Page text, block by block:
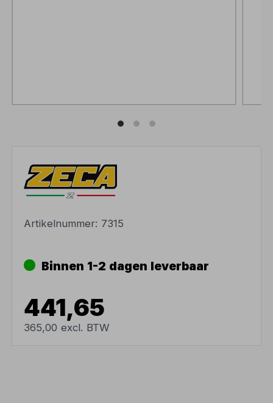
Artikelnummer: 7315
Binnen 1-2 dagen leverbaar
441,65
365,00 excl. BTW